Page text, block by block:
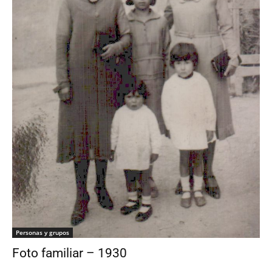
Personas y grupos
Foto familiar – 1930